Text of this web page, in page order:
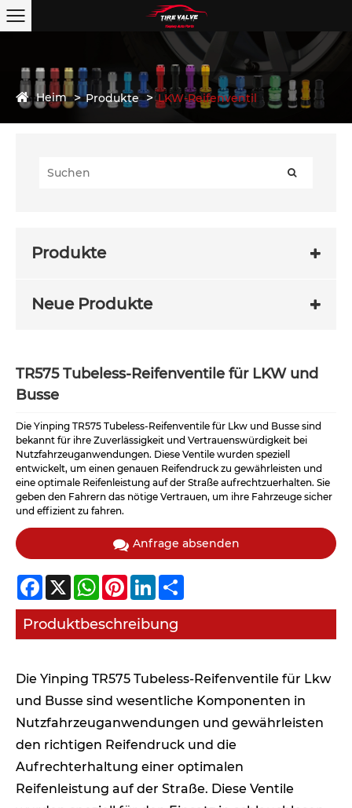
Heim Produkte LKW-Reifenventil
Produkte
Neue Produkte
TR575 Tubeless-Reifenventile für LKW und
Busse
Die Yinping TR575 Tubeless-Reifenventile für Lkw und Busse sind
bekannt für ihre Zuverlässigkeit und Vertrauenswürdigkeit bei
Nutzfahrzeuganwendungen. Diese Ventile wurden speziell
entwickelt, um einen genauen Reifendruck zu gewährleisten und
eine optimale Reifenleistung auf der Straße aufrechtzuerhalten. Sie
geben den Fahrern das nötige Vertrauen, um ihre Fahrzeuge sicher
und effizient zu fahren.
Anfrage absenden
Facebook
X WhatsAppPinterestLinkedIn
Produktbeschreibung
Die Yinping TR575 Tubeless-Reifenventile für Lkw
und Busse sind wesentliche Komponenten in
Nutzfahrzeuganwendungen und gewährleisten
den richtigen Reifendruck und die
Aufrechterhaltung einer optimalen
Reifenleistung auf der Straße. Diese Ventile